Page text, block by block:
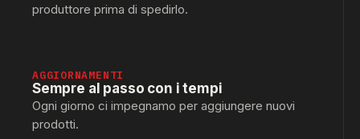
produttore prima di spedirlo.
AGGIORNAMENTI
Sempre al passo con i tempi
Ogni giorno ci impegnamo per aggiungere nuovi
prodotti.